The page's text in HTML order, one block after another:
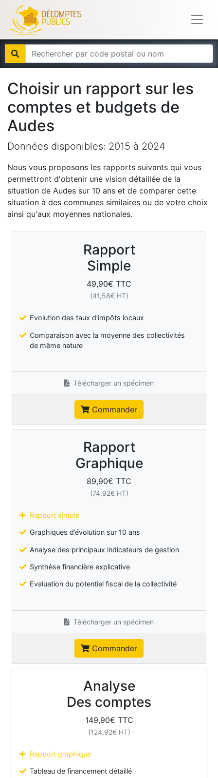
Choisir un rapport sur les
comptes et budgets de
Audes
Données disponibles: 2015 à 2024
Nous vous proposons les rapports suivants qui vous
permettront d'obtenir une vision détaillée de la
situation de Audes sur 10 ans et de comparer cette
situation à des communes similaires ou de votre choix
ainsi qu'aux moyennes nationales.
Rapport
Simple
49,90€ TTC
(41,58€ HT)
Evolution des taux d’impôts locaux
Comparaison avec la moyenne des collectivités
de même nature
Télécharger un spécimen
Commander
Rapport
Graphique
89,90€ TTC
(74,92€ HT)
Rapport simple
Graphiques d’évolution sur 10 ans
Analyse des principaux indicateurs de gestion
Synthèse financière explicative
Evaluation du potentiel fiscal de la collectivité
Télécharger un spécimen
Commander
Analyse
Des comptes
149,90€ TTC
(124,92€ HT)
Rapport graphique
Tableau de financement détaillé